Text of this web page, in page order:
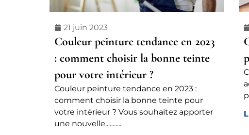
21 juin 2023
Couleur peinture tendance en 2023
: comment choisir la bonne teinte
pour votre intérieur ?
Couleur peinture tendance en 2023 :
comment choisir la bonne teinte pour
votre intérieur ? Vous souhaitez apporter
une nouvelle...........